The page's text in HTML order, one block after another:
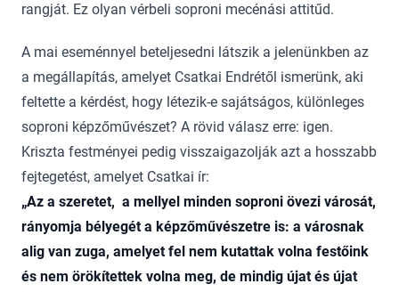
rangját. Ez olyan vérbeli soproni mecénási attitűd.
A mai eseménnyel beteljesedni látszik a jelenünkben az
a megállapítás, amelyet Csatkai Endrétől ismerünk, aki
feltette a kérdést, hogy létezik-e sajátságos, különleges
soproni képzőművészet? A rövid válasz erre: igen.
Kriszta festményei pedig visszaigazolják azt a hosszabb
fejtegetést, amelyet Csatkai ír:
„Az a szeretet, a mellyel minden soproni övezi városát,
rányomja bélyegét a képzőművészetre is: a városnak
alig van zuga, amelyet fel nem kutattak volna festőink
és nem örökítettek volna meg, de mindig újat és újat